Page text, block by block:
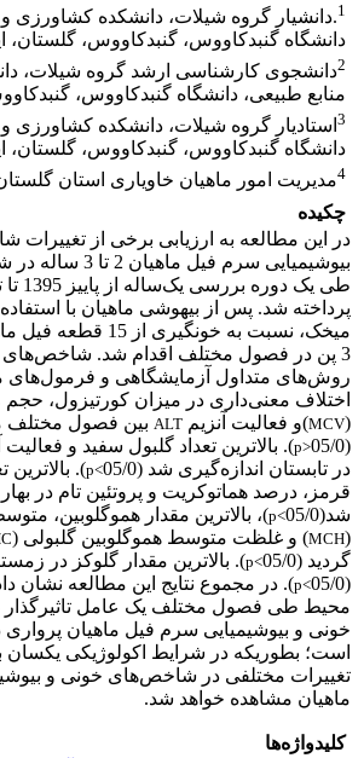
1.دانشیار گروه شیلات، دانشکده کشاورزی و
دانشگاه گنبدکاووس، گنبدکاووس، گلستان،
2دانشجوی کارشناسی ارشد گروه شیلات،
منابع طبیعی، دانشگاه گنبدکاووس،
3 استادیار گروه شیلات، دانشکده کشاورزی
دانشگاه گنبدکاووس، گنبدکاووس، گلستان،
4مدیریت امور ماهیان خاویاری استان
چکیده
در این مطالعه به ارزیابی برخی از تغییرات
بیوشیمیایی سرم فیل ماهیان 2 تا 3 ساله در شرایط پرورش در پن
طی یک دوره بررسی یک‌ساله
پرداخته شد. پس از بیهوشی ماهیان با
میخک، نسبت به
3 پن­ در فصول مختلف اقدام شد. شاخص‌های
روش‌های متداول آزمایشگاهی و
اختلاف معنی‌داری در میزان کورتیزول، حجم
(
MCV
)و فعالیت آنزیم ALT بین فصول مختلف
(05/0
p>). بالاترین تعداد گلبول سفید و فعالیت
در تابستان اندازه‌گیری شد (05/0 p<). بالاترین
قرمز، درصد هماتوکریت و پروتئین تام در
شد(05/0
p<)، بالاترین مقدار هموگلوبین،
(
MCH) و غلظت متوسط هموگلوبین گلبولی (
گردید (05/0
p<). بالاترین مقدار گلوکز در
(05/0
p<). در مجموع نتایج این‌ مطالعه نشان
محیط طی فصول مختلف یک عامل تاثیرگذار
خونی و بیوشیمیایی سرم فیل ماهیان پرواری
است؛ بطوریکه در شرایط اکولوژیکی یکسان
تغییرات مختلفی در شاخص‌های خونی و
ماهیان مشاهده خواهد شد.
کلیدواژه‌ها